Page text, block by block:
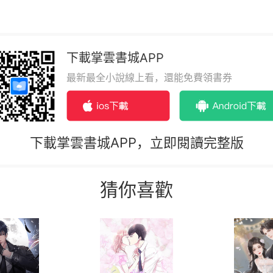
下載掌雲書城APP
最新最全小說線上看，還能免費領書券
下載掌雲書城APP，立即閱讀完整版
猜你喜歡